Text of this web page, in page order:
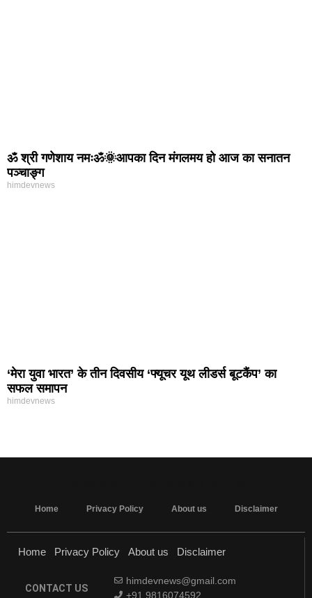
ॐ श्री गणेशाय नमःॐ🌞आपका दिन मंगलमय हो आज का सनातन
पञ्चाङ्ग
himdevnews
‘मेरा युवा भारत’ के तीन दिवसीय ‘फ्यूचर यूथ लीडर्स बूटकैंप’ का
सफल समापन
himdevnews
Home Privacy Policy About us Disclaimer
Home Privacy Policy About us Disclaimer
CONTACT US
himdevnews@gmail.com
+91 9816074592